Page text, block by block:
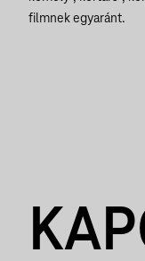
filmnek egyaránt.